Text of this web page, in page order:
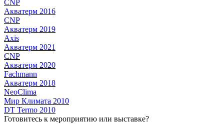
CNP
Акватерм 2016
CNP
Акватерм 2019
Axis
Акватерм 2021
CNP
Акватерм 2020
Fachmann
Акватерм 2018
NeoClima
Мир Климата 2010
DT Termo 2010
Готовитесь к мероприятию или выставке?